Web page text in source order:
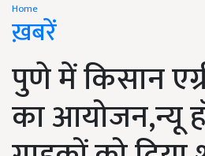
Home
ख़बरें
पुणे में किसान
का आयोजन,न्यू